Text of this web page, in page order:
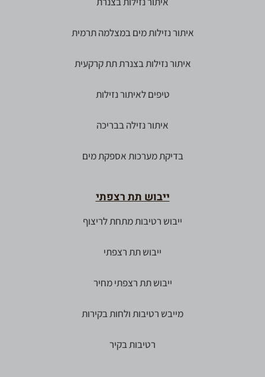
איתור נזילות מים במצלמה תרמית
איתור נזילות בצנרת תת קרקעית
טיפים לאיתור נזילות
איתור נזילה בבריכה
בדיקת מערכות אספקת מים
ייבוש תת רצפתי
ייבוש רטיבות מתחת לריצוף
ייבוש תת רצפתי
ייבוש תת רצפתי מחיר
מייבש רטיבות ולחות בקירות
רטיבות בקיר